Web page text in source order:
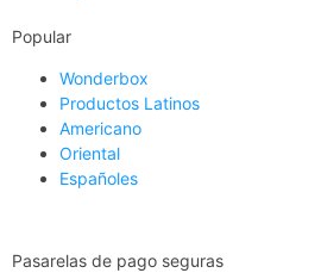
Popular
Wonderbox
Productos Latinos
Americano
Oriental
Españoles
Pasarelas de pago seguras